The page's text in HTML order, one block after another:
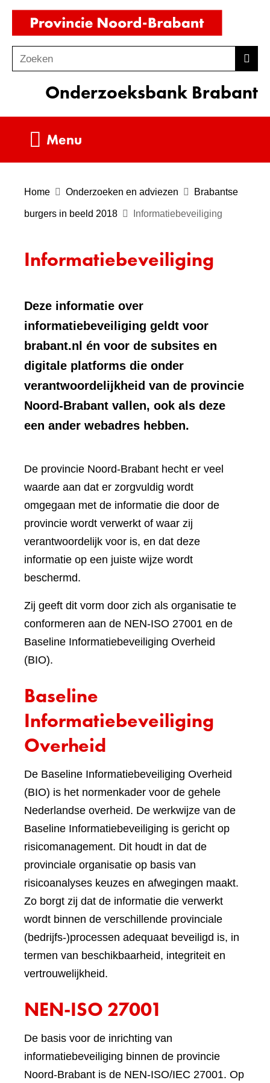
Ga
de
inhoud
o
Zoeken
Onderzoeksbank Brabant
Menu
Home Onderzoeken en adviezen Brabantse
burgers in beeld 2018 Informatiebeveiliging
Informatiebeveiliging
Deze informatie over
informatiebeveiliging geldt voor
brabant.nl én voor de subsites en
digitale platforms die onder
verantwoordelijkheid van de provincie
Noord-Brabant vallen, ook als deze
een ander webadres hebben.
De provincie Noord-Brabant hecht er veel
waarde aan dat er zorgvuldig wordt
omgegaan met de informatie die door de
provincie wordt verwerkt of waar zij
verantwoordelijk voor is, en dat deze
informatie op een juiste wijze wordt
beschermd.
Zij geeft dit vorm door zich als organisatie te
conformeren aan de NEN-ISO 27001 en de
Baseline Informatiebeveiliging Overheid
(BIO).
Baseline
Informatiebeveiliging
Overheid
De Baseline Informatiebeveiliging Overheid
(BIO) is het normenkader voor de gehele
Nederlandse overheid. De werkwijze van de
Baseline Informatiebeveiliging is gericht op
risicomanagement. Dit houdt in dat de
provinciale organisatie op basis van
risicoanalyses keuzes en afwegingen maakt.
Zo borgt zij dat de informatie die verwerkt
wordt binnen de verschillende provinciale
(bedrijfs-)processen adequaat beveiligd is, in
termen van beschikbaarheid, integriteit en
vertrouwelijkheid.
NEN-ISO 27001
De basis voor de inrichting van
informatiebeveiliging binnen de provincie
Noord-Brabant is de NEN-ISO/IEC 27001. Op